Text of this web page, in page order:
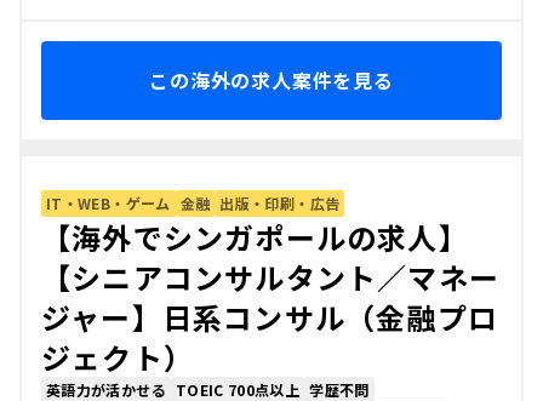
この海外の求人案件を見る
IT・WEB・ゲーム 金融 出版・印刷・広告
【海外でシンガポールの求人】
【シニアコンサルタント／マネー
ジャー】日系コンサル（金融プロ
ジェクト）
英語力が活かせる TOEIC 700点以上 学歴不問